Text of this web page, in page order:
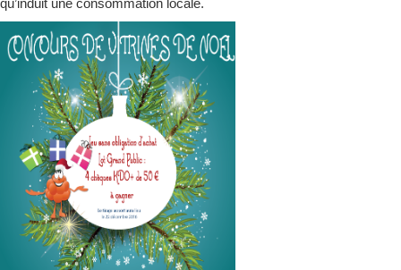
qu’induit une consommation locale.